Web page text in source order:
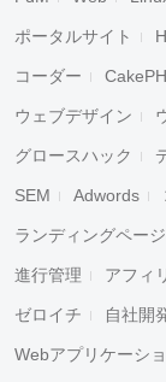
ポータルサイト
コーダー
ウェブデザイン
グロースハック
SEM Adwords
ランディングページ
進行管理 アフィ
ゼロイチ 自社開
Webアプリケーシ